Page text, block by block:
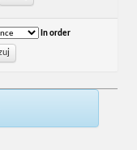
In order